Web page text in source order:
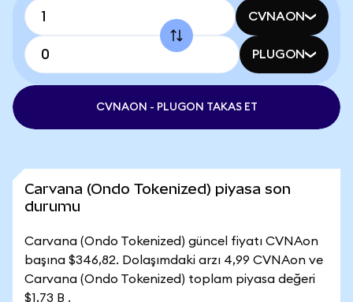
CVNAON
PLUGON
CVNAON - PLUGON TAKAS ET
Carvana (Ondo Tokenized) piyasa son
durumu
Carvana (Ondo Tokenized) güncel fiyatı CVNAon
başına $346,82. Dolaşımdaki arzı 4,99 CVNAon ve
Carvana (Ondo Tokenized) toplam piyasa değeri
$1,73 B .